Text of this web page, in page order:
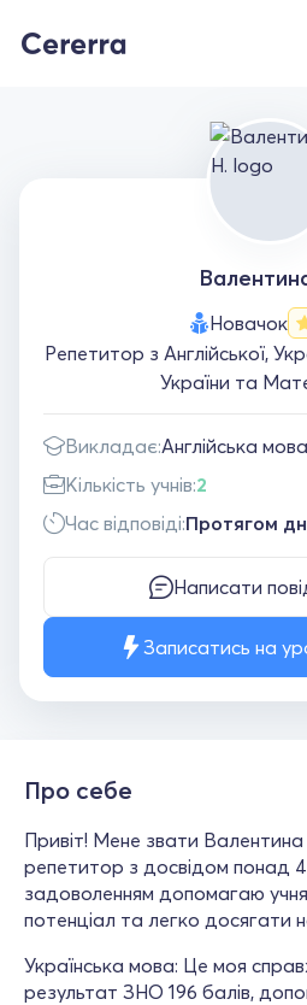
Новачок
Репетитор з Англійської,
України та
Викладає:Англійська мова
Кількість учнів:2
Час відповіді:Протягом
Написати
Записатись на
Про себе
Привіт! Мене звати
репетитор з досвідом понад 4
задоволенням допомагаю
потенціал та легко досягати
Українська мова: Це моя
результат ЗНО 196 балів,